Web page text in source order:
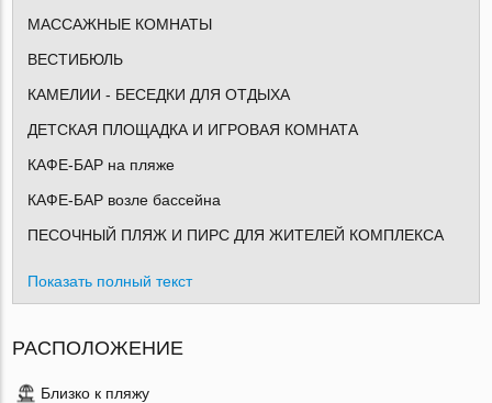
МАСCАЖНЫE КОМНАТЫ
ВЕСТИБЮЛЬ
КАМЕЛИИ - БЕСЕДКИ ДЛЯ ОТДЫХА
ДЕТСКАЯ ПЛОЩАДКА И ИГРОВАЯ КОМНАТА
КАФЕ-БАР на пляже
КАФЕ-БАР возле бассейна
ПЕСОЧНЫЙ ПЛЯЖ И ПИРС ДЛЯ ЖИТЕЛЕЙ КОМПЛЕКСА
Показать полный текст
РАСПОЛОЖЕНИЕ
Близко к пляжу